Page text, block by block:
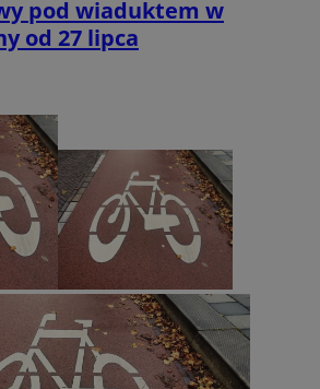
pod wiaduktem w
od 27 lipca